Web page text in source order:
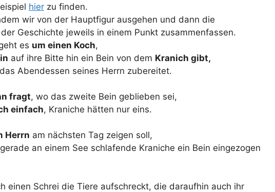
hier zu finden.
wir von der Hauptfigur ausgehen und dann die
Geschichte jeweils in einem Punkt zusammenfassen.
es um einen Koch,
auf ihre Bitte hin ein Bein von dem Kranich gibt,
Abendessen seines Herrn zubereitet.
fragt, wo das zweite Bein geblieben sei,
einfach, Kraniche hätten nur eins.
Herrn am nächsten Tag zeigen soll,
gerade an einem See schlafende Kraniche ein Bein eingezogen
einen Schrei die Tiere aufschreckt, die daraufhin auch ihr